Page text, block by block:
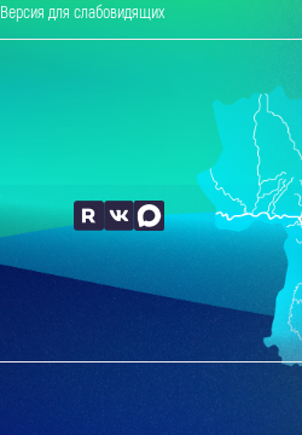
Версия для слабовидящих